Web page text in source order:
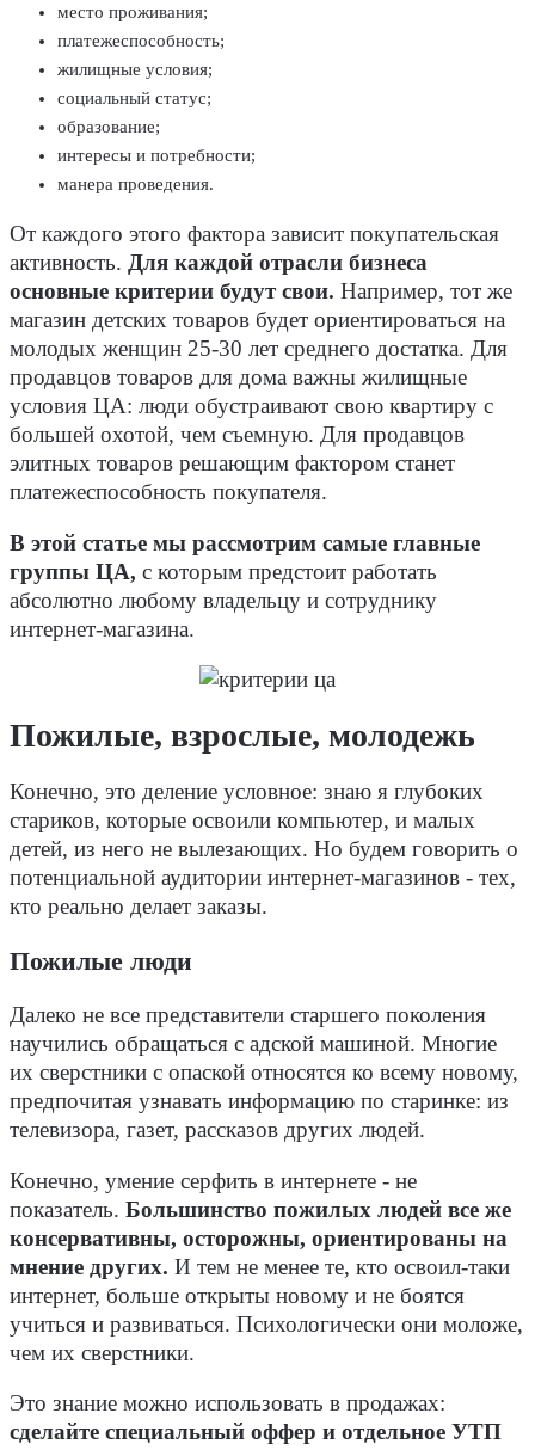
место проживания;
платежеспособность;
жилищные условия;
социальный статус;
образование;
интересы и потребности;
манера проведения.
От каждого этого фактора зависит покупательская
активность. Для каждой отрасли бизнеса
основные критерии будут свои. Например, тот же
магазин детских товаров будет ориентироваться на
молодых женщин 25-30 лет среднего достатка. Для
продавцов товаров для дома важны жилищные
условия ЦА: люди обустраивают свою квартиру с
большей охотой, чем съемную. Для продавцов
элитных товаров решающим фактором станет
платежеспособность покупателя.
В этой статье мы рассмотрим самые главные
группы ЦА, с которым предстоит работать
абсолютно любому владельцу и сотруднику
интернет-магазина.
Пожилые, взрослые, молодежь
Конечно, это деление условное: знаю я глубоких
стариков, которые освоили компьютер, и малых
детей, из него не вылезающих. Но будем говорить о
потенциальной аудитории интернет-магазинов - тех,
кто реально делает заказы.
Пожилые люди
Далеко не все представители старшего поколения
научились обращаться с адской машиной. Многие
их сверстники с опаской относятся ко всему новому,
предпочитая узнавать информацию по старинке: из
телевизора, газет, рассказов других людей.
Конечно, умение серфить в интернете - не
показатель. Большинство пожилых людей все же
консервативны, осторожны, ориентированы на
мнение других. И тем не менее те, кто освоил-таки
интернет, больше открыты новому и не боятся
учиться и развиваться. Психологически они моложе,
чем их сверстники.
Это знание можно использовать в продажах:
сделайте специальный оффер и отдельное УТП